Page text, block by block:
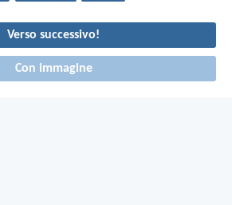
Verso successivo!
Con immagine